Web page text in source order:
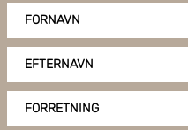
FORNAVN
EFTERNAVN
FORRETNING